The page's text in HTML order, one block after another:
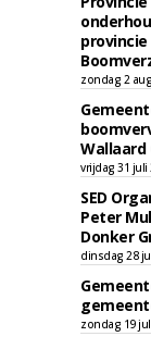
provincie
zondag 2
Wallaard
vrijdag 31 juli
SED
Peter
Donker
dinsdag 28
zondag 19